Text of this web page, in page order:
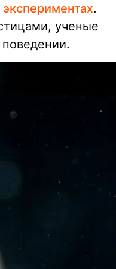
.
ученые